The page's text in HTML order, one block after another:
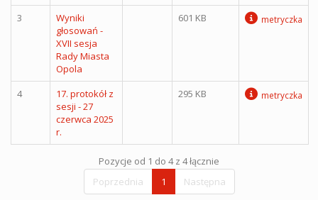
3
Wyniki
głosowań -
XVII sesja
Rady Miasta
Opola
601 KB metryczka
4
17. protokół z
sesji - 27
czerwca 2025
r.
295 KB metryczka
Pozycje od 1 do 4 z 4 łącznie
Poprzednia
1 Następna